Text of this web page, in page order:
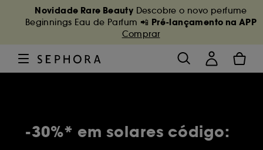
Novidade Rare Beauty Descobre o novo perfume
Beginnings Eau de Parfum 📲 Pré-lançamento na APP
Comprar
-30%* em solares código: